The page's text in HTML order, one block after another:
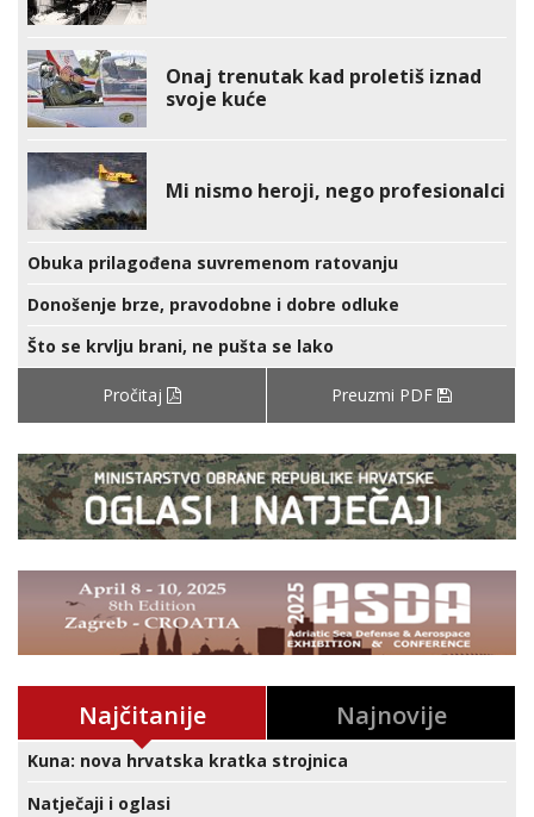
Onaj trenutak kad proletiš iznad
svoje kuće
Mi nismo heroji, nego profesionalci
Obuka prilagođena suvremenom ratovanju
Donošenje brze, pravodobne i dobre odluke
Što se krvlju brani, ne pušta se lako
Pročitaj Preuzmi PDF
Najčitanije Najnovije
Kuna: nova hrvatska kratka strojnica
Natječaji i oglasi